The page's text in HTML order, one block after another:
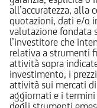
all’accuratezza, alla
quotazioni, dati e/o
valutazione fondata
l’investitore che
relativa a strumenti
attività sopra
investimento, i
attività sui mercati
aggiornati e i termini